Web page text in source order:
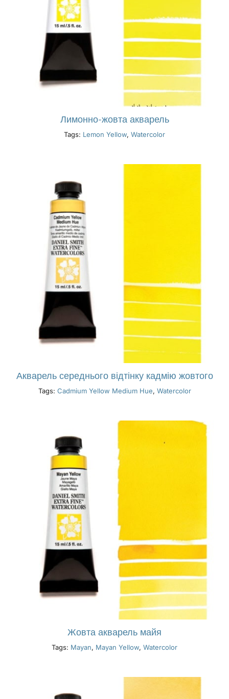
Лимонно-жовта акварель
Tags: Lemon Yellow, Watercolor
Акварель середнього відтінку кадмію жовтого
Tags: Cadmium Yellow Medium Hue, Watercolor
Жовта акварель майя
Tags: Mayan, Mayan Yellow, Watercolor